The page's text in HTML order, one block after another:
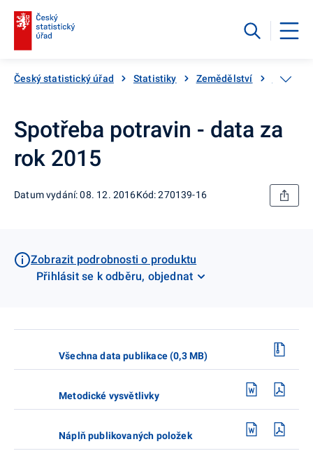
Český statistický úřad Statistiky Zemědělství
Spotřeba potravin - data za
rok 2015
Datum vydání: 08. 12. 2016Kód: 270139-16
Zobrazit podrobnosti o produktu
Přihlásit se k odběru, objednat
Všechna data publikace (0,3 MB)
Metodické vysvětlivky
Náplň publikovaných položek